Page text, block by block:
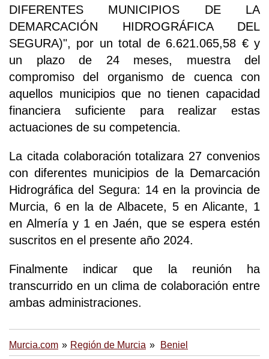
DIFERENTES MUNICIPIOS DE LA
DEMARCACIÓN HIDROGRÁFICA DEL
SEGURA)", por un total de 6.621.065,58 € y
un plazo de 24 meses, muestra del
compromiso del organismo de cuenca con
aquellos municipios que no tienen capacidad
financiera suficiente para realizar estas
actuaciones de su competencia.
La citada colaboración totalizara 27 convenios
con diferentes municipios de la Demarcación
Hidrográfica del Segura: 14 en la provincia de
Murcia, 6 en la de Albacete, 5 en Alicante, 1
en Almería y 1 en Jaén, que se espera estén
suscritos en el presente año 2024.
Finalmente indicar que la reunión ha
transcurrido en un clima de colaboración entre
ambas administraciones.
Murcia.com Región de Murcia Beniel